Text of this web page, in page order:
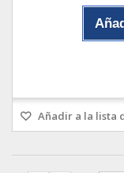
Añadir a la lista